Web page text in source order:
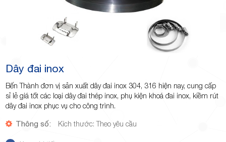
Dây đai inox
Bến Thành đơn vị sản xuất dây đai inox 304, 316 hiện nay, cung cấp
sỉ lẻ giá tốt các loại dây đai thép inox, phụ kiện khoá đai inox, kiềm rút
dây đai inox phục vụ cho công trình.
Thông số: Kích thước: Theo yêu cầu